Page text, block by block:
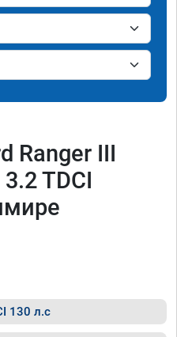
Ranger III
TDCI
130 л.с